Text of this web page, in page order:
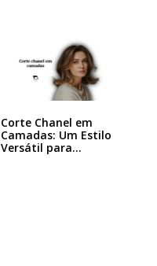
Corte Chanel em
Camadas: Um Estilo
Versátil para…